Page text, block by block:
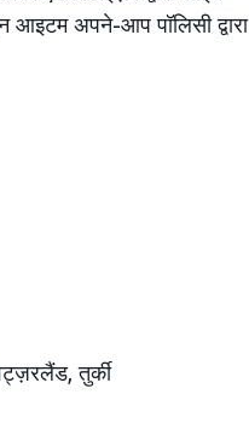
आइटम अपने-आप पॉलिसी द्वारा
तुर्की